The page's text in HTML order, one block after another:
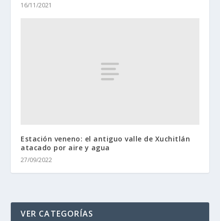
16/11/2021
Estación veneno: el antiguo valle de Xuchitlán
atacado por aire y agua
27/09/2022
VER CATEGORÍAS